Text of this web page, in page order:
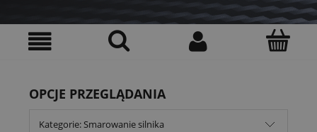
OPCJE PRZEGLĄDANIA
Kategorie: Smarowanie silnika